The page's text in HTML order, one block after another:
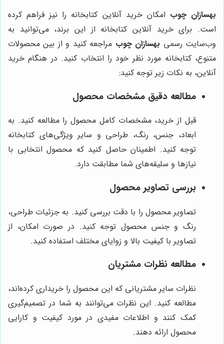
بهسازان چوب امکان خرید آنلاین کتابخانه را نیز فراهم کرده
است. برای خرید آنلاین کتابخانه از این برند، می‌توانید به
وب‌سایت رسمی بهسازان چوب مراجعه کنید و از بین محصولات
متنوع، کتابخانه مورد نظر خود را انتخاب کنید. در هنگام خرید
آنلاین، به نکات زیر توجه کنید:
مطالعه دقیق مشخصات محصول
قبل از خرید، مشخصات کامل محصول را مطالعه کنید. به
ابعاد، جنس، رنگ، طراحی و سایر ویژگی‌های کتابخانه
توجه کنید. اطمینان حاصل کنید که محصول انتخابی با
نیازها و سلیقه‌های شما مطابقت دارد.
بررسی تصاویر محصول
تصاویر محصول را با دقت بررسی کنید. به جزئیات طراحی،
رنگ و جنس محصول توجه کنید. در صورت امکان، از
تصاویر با کیفیت بالا و زوایای مختلف استفاده کنید.
مطالعه نظرات مشتریان
نظرات سایر مشتریانی که این محصول را خریداری کرده‌اند،
مطالعه کنید. این نظرات می‌توانند به شما در تصمیم‌گیری
کمک کنند و اطلاعات مفیدی در مورد کیفیت و کارایی
محصول ارائه دهند.